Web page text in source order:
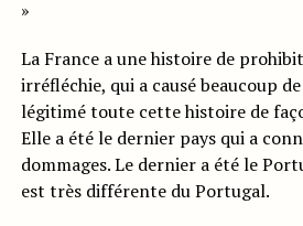
»
La France a une histoire de
irréfléchie, qui a causé beaucoup
légitimé toute cette histoire de
Elle a été le dernier pays qui a
dommages. Le dernier a été le
est très différente du Portugal.